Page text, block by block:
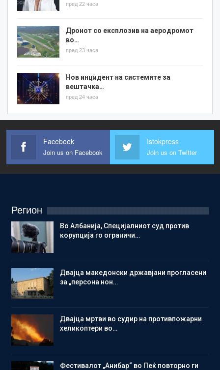
пред 22 часа
Дронот со експлозив на аеродромот
во…
пред 23 часа
Нов инцидент на системите за
вештачка…
пред 24 часа
Facebook
Join us on Facebook
Istokpress
Join us on Twitter
Регион
Во Албанија, Специјалниот суд против
корупција го ограничи…
Двајца македонски државјани прогласени
за „персона нон…
Двајца мртви во судир на противпожарни
хеликоптери во…
Фестивалот „Анибар“ во Пеќ повторно ги